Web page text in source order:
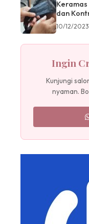
dan
10/12/2023
Ingin
Kunjungi
nyaman.